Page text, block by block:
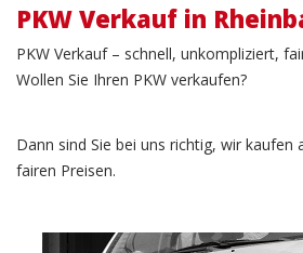
PKW Verkauf in
PKW Verkauf – schnell, unkompliziert,
Wollen Sie Ihren PKW verkaufen?
Dann sind Sie bei uns richtig, wir kaufen
fairen Preisen.